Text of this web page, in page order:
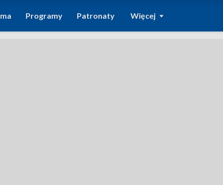
Programy Patronaty Więcej